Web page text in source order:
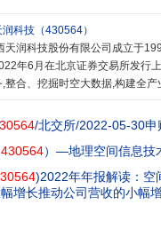
润科技 （430564）
年6月在北京证券交易所发行
整合、挖掘时空大数据,构建全
/北交所/2022-05-30申
430564）—地理空间信息技
)2022年年报解读：空
增长推动公司营收的小幅